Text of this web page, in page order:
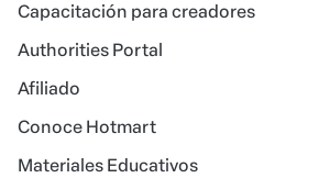
Capacitación para creadores
Authorities Portal
Afiliado
Conoce Hotmart
Materiales Educativos